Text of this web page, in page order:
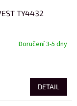
TY4432
Doručení 3-5 dny
DETAIL